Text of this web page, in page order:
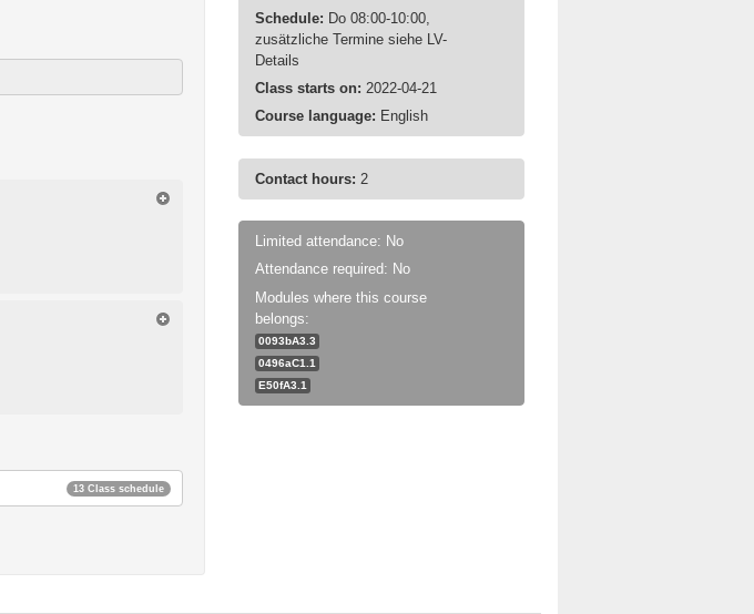
13 Class schedule
Schedule: Do 08:00-10:00,
zusätzliche Termine siehe LV-
Details
Class starts on: 2022-04-21
Course language: English
Contact hours: 2
Limited attendance: No
Attendance required: No
Modules where this course
belongs:
0093bA3.3
0496aC1.1
E50fA3.1